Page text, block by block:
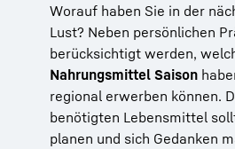
Worauf haben Sie in der
Lust? Neben persönlichen
berücksichtigt werden,
Nahrungsmittel Saison
regional erwerben können.
benötigten Lebensmittel
planen und sich Gedanken